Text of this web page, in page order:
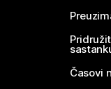
Časovi